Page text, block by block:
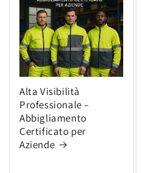
Alta Visibilità
Professionale –
Abbigliamento
Certificato per
Aziende